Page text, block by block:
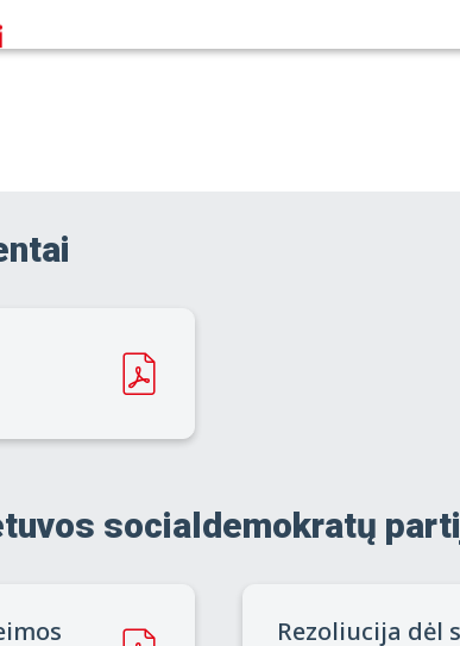
socialdemokratų
Rezoliucija dėl